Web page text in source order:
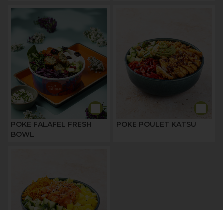
POKE FALAFEL FRESH
BOWL
POKE POULET KATSU